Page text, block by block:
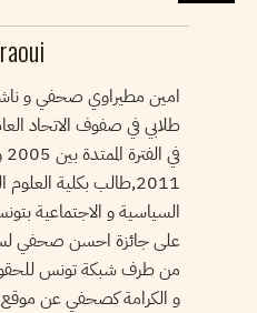
امين مطيراوي صحفي و
طلابي في صفوف الاتحاد
في
2011,طالب بكلية العلوم
السياسية و الاجتماعية
من طرف شبكة تونس
و الكرامة كصحفي عن موقع